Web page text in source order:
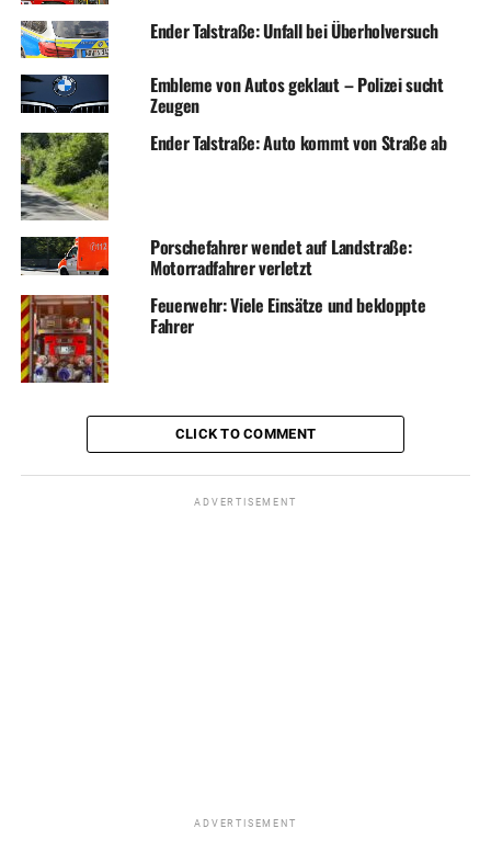
Ender Talstraße: Unfall bei Überholversuch
Embleme von Autos geklaut – Polizei sucht
Zeugen
Ender Talstraße: Auto kommt von Straße ab
Porschefahrer wendet auf Landstraße:
Motorradfahrer verletzt
Feuerwehr: Viele Einsätze und bekloppte
Fahrer
CLICK TO COMMENT
ADVERTISEMENT
ADVERTISEMENT